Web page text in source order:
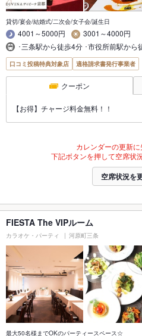
貸切/宴会/結婚式/二次会/女子会/誕生日
4001～5000円
3001～4000円
･三条駅から徒歩4分 ･市役所前駅から
口コミ投稿特典対象店 適格請求書発行事業者
クーポン
【お得】チャージ料金無料！！
カレンダーの更新に
下記ボタンを押して空席状
空席状況を
FIESTA The VIPルーム
カラオケ・パーティ 河原町三条
最大50名様までOKのパーティースペース☆